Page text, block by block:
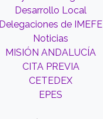
Desarrollo Local
Delegaciones de IMEFE
Noticias
MISIÓN ANDALUCÍA
CITA PREVIA
CETEDEX
EPES